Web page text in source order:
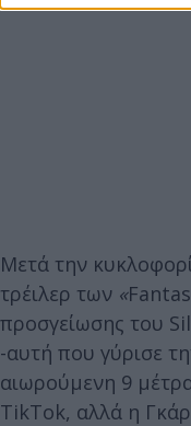
Μετά την
τρέιλερ των «
προσγείωσης του
-αυτή που γύρισε
αιωρούμενη 9
TikTok, αλλά η